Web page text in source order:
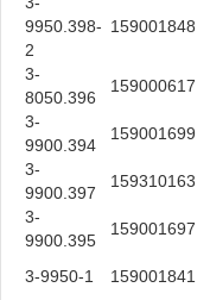
9950.398-
2
159001848
3-
8050.396
159000617
3-
9900.394
159001699
3-
9900.397
159310163
3-
9900.395
159001697
3-9950-1
159001841